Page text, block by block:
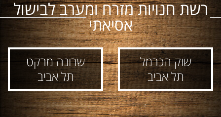
רשת חנויות מזרח ומערב לבישול
אסיאתי
שוק הכרמל
תל אביב
שרונה מרקט
תל אביב